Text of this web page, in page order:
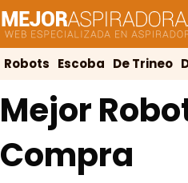
Robots Escoba De Trineo
Mejor
Compra